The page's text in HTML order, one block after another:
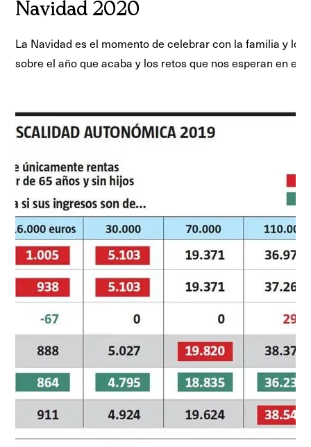
Navidad 2020
La Navidad es el momento de celebrar con la familia y los
sobre el año que acaba y los retos que nos esperan en el